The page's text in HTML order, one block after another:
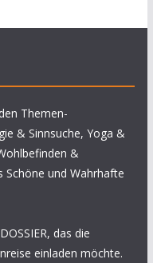
Themen-
& Sinnsuche, Yoga &
&
Schöne und Wahrhafte
das die
einladen möchte.